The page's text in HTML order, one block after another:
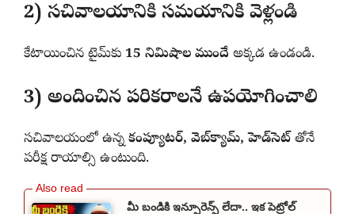
2) సచివాలయానికి సమయానికి వెళ్లండి
కేటాయించిన టైమ్‌కు 15 నిమిషాల ముందే అక్కడ ఉండండి.
3) అందించిన పరికరాలనే ఉపయోగించాలి
సచివాలయంలో ఉన్న కంప్యూటర్, వెబ్‌క్యామ్, హెడ్‌సెట్తోనే
పరీక్ష రాయాల్సి ఉంటుంది.
మీ బండికి ఇన్సూరెన్స్ లేదా.. ఇక పెట్రోల్